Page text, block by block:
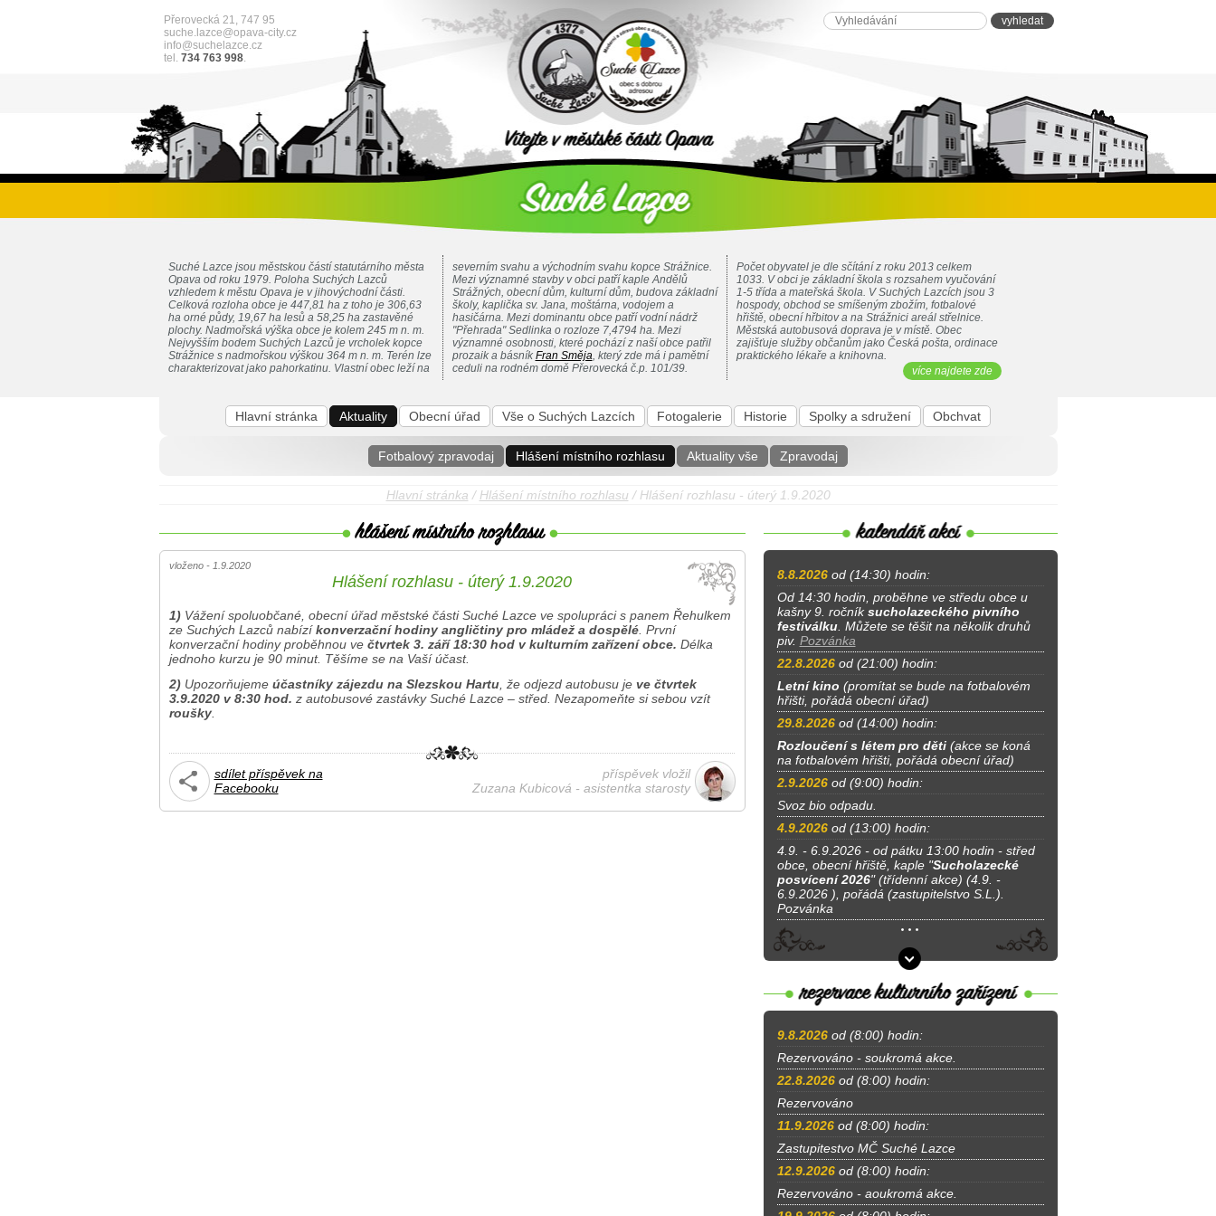
Přerovecká 21, 747 95
suche.lazce@opava-city.cz
info@suchelazce.cz
tel. 734 763 998.
Suché Lazce jsou městskou částí statutárního města
Opava od roku 1979. Poloha Suchých Lazců
vzhledem k městu Opava je v jihovýchodní části.
Celková rozloha obce je 447,81 ha z toho je 306,63
ha orné půdy, 19,67 ha lesů a 58,25 ha zastavěné
plochy. Nadmořská výška obce je kolem 245 m n. m.
Nejvyšším bodem Suchých Lazců je vrcholek kopce
Strážnice s nadmořskou výškou 364 m n. m. Terén lze
charakterizovat jako pahorkatinu. Vlastní obec leží na
severním svahu a východním svahu kopce Strážnice.
Mezi významné stavby v obci patří kaple Andělů
Strážných, obecní dům, kulturní dům, budova základní
školy, kaplička sv. Jana, moštárna, vodojem a
hasičárna. Mezi dominantu obce patří vodní nádrž
"Přehrada" Sedlinka o rozloze 7,4794 ha. Mezi
významné osobnosti, které pochází z naší obce patřil
prozaik a básník Fran Směja, který zde má i pamětní
ceduli na rodném domě Přerovecká č.p. 101/39.
Počet obyvatel je dle sčítání z roku 2013 celkem
1033. V obci je základní škola s rozsahem vyučování
1-5 třída a mateřská škola. V Suchých Lazcích jsou 3
hospody, obchod se smíšeným zbožím, fotbalové
hřiště, obecní hřbitov a na Strážnici areál střelnice.
Městská autobusová doprava je v místě. Obec
zajišťuje služby občanům jako Česká pošta, ordinace
praktického lékaře a knihovna.
více najdete zde
Hlavní stránka Aktuality
Fotbalový zpravodaj Hlášení místního rozhlasu Aktuality vše Zpravodaj
Obecní úřad Vše o Suchých Lazcích Fotogalerie Historie Spolky a sdružení Obchvat
Hlavní stránka / Hlášení místního rozhlasu / Hlášení rozhlasu - úterý 1.9.2020
vloženo - 1.9.2020
Hlášení rozhlasu - úterý 1.9.2020
1)Vážení spoluobčané, obecní úřad městské části Suché Lazce ve spolupráci s panem Řehulkem
ze Suchých Lazců nabízíkonverzační hodiny angličtiny pro mládež a dospělé. První
konverzační hodiny proběhnou ve čtvrtek 3. září 18:30 hod v kulturním zařízení obce. Délka
jednoho kurzu je 90 minut. Těšíme se na Vaší účast.
2)Upozorňujeme účastníky zájezdu na Slezskou Hartu, že odjezd autobusu je ve čtvrtek
3.9.2020 v 8:30 hod. z autobusové zastávky Suché Lazce – střed. Nezapomeňte si sebou vzít
roušky.
sdílet příspěvek na
Facebooku
příspěvek vložil
Zuzana Kubicová - asistentka starosty
8.8.2026od (14:30) hodin:
Od 14:30 hodin, proběhne ve středu obce u
kašny 9. ročníksucholazeckého pivního
festiválku. Můžete se těšit na několik druhů
piv. Pozvánka
22.8.2026od (21:00) hodin:
Letní kino (promítat se bude na fotbalovém
hřišti, pořádá obecní úřad)
29.8.2026od (14:00) hodin:
Rozloučení s létem pro děti(akce se koná
na fotbalovém hřišti, pořádá obecní úřad)
2.9.2026od (9:00) hodin:
Svoz bio odpadu.
4.9.2026od (13:00) hodin:
4.9. - 6.9.2026 - od pátku 13:00 hodin - střed
obce, obecní hřiště, kaple "Sucholazecké
posvícení 2026" (třídenní akce) (4.9. -
6.9.2026 ), pořádá (zastupitelstvo S.L.).
Pozvánka
9.8.2026od (8:00) hodin:
Rezervováno - soukromá akce.
22.8.2026od (8:00) hodin:
Rezervováno
11.9.2026od (8:00) hodin:
Zastupitestvo MČ Suché Lazce
12.9.2026od (8:00) hodin:
Rezervováno - aoukromá akce.